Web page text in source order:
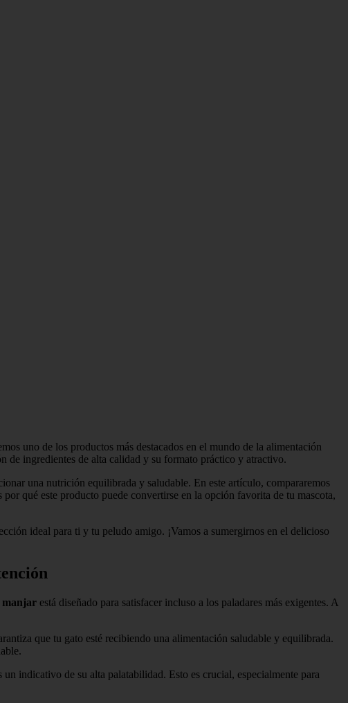
uno de los productos más destacados en el mundo de la alimentación
de ingredientes de alta calidad y su formato práctico y atractivo.
una nutrición equilibrada y saludable. En este artículo, compararemos
qué este producto puede convertirse en la opción favorita de tu mascota,
ideal para ti y tu peludo amigo. ¡Vamos a sumergirnos en el delicioso
manjar está diseñado para satisfacer incluso a los paladares más exigentes. A
que tu gato esté recibiendo una alimentación saludable y equilibrada.
indicativo de su alta palatabilidad. Esto es crucial, especialmente para